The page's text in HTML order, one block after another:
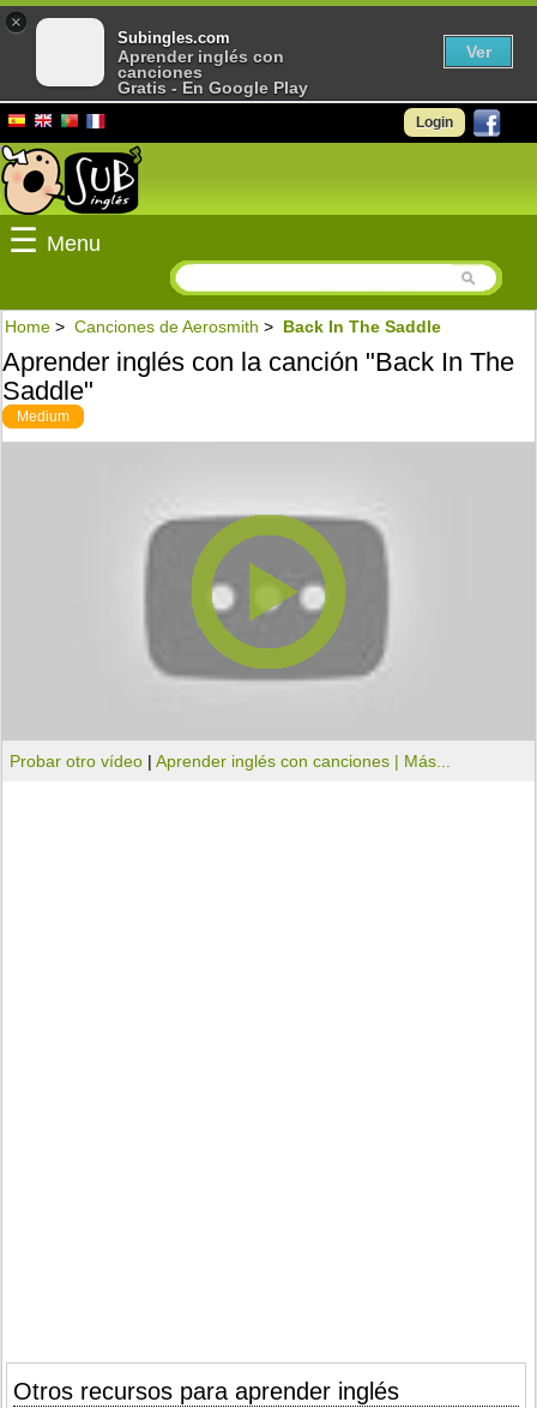
Login
☰ Menu
Home > Canciones de Aerosmith > Back In The Saddle
Aprender inglés con la canción "Back In The
Saddle"
Medium
Probar otro vídeo |Aprender inglés con canciones | Más...
Otros recursos para aprender inglés
×
Subingles.com
Aprender inglés con
canciones
Gratis - En Google Play
Ver